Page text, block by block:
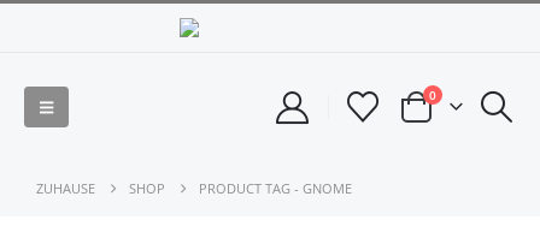
0
ZUHAUSE SHOP PRODUCT TAG - GNOME